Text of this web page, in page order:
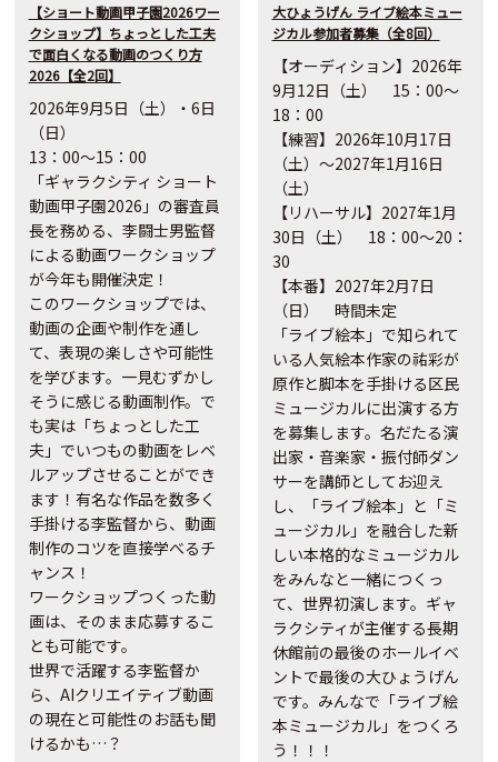
【ショート動画甲子園2026ワー
クショップ】ちょっとした工夫
で面白くなる動画のつくり方
2026【全2回】
2026年9月5日（土）・6日
（日）
13：00～15：00
「ギャラクシティ ショート
動画甲子園2026」の審査員
長を務める、 李闘士男監督
による動画ワークショップ
が今年も開催決定！
このワークショップでは、
動画の企画や制作を通し
て、表現の楽しさや可能性
を学びます。一見むずかし
そうに感じる動画制作。で
も実は「ちょっとした工
夫」でいつもの動画をレベ
ルアップさせることができ
ます！有名な作品を数多く
手掛ける李監督から、動画
制作のコツを直接学べるチ
ャンス！
ワークショップつくった動
画は、そのまま応募するこ
とも可能です。
世界で活躍する李監督か
ら、AIクリエイティブ動画
の現在と可能性のお話も聞
けるかも…？
大ひょうげん ライブ絵本ミュー
ジカル参加者募集（全8回）
【オーディション】2026年
9月12日（土） 15：00～
18：00
【練習】2026年10月17日
（土）～2027年1月16日
（土）
【リハーサル】2027年1月
30日（土） 18：00～20：
30
【本番】2027年2月7日
（日） 時間未定
「ライブ絵本」で知られて
いる人気絵本作家の祐彩が
原作と脚本を手掛ける区民
ミュージカルに出演する方
を募集します。名だたる演
出家・音楽家・振付師ダン
サーを講師としてお迎え
し、「ライブ絵本」と「ミ
ュージカル」を融合した新
しい本格的なミュージカル
をみんなと一緒につくっ
て、世界初演します。ギャ
ラクシティが主催する長期
休館前の最後のホールイベ
ントで最後の大ひょうげん
です。みんなで「ライブ絵
本ミュージカル」をつくろ
う！！！